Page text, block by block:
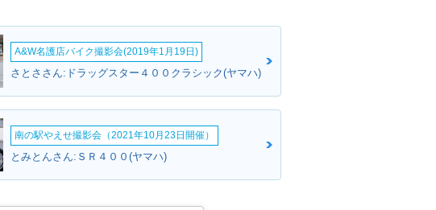
A&W名護店バイク撮影会(2019年1月19日)
さとささん:ドラッグスター４００クラシック(ヤマハ)
南の駅やえせ撮影会（2021年10月23日開催）
とみとんさん:ＳＲ４００(ヤマハ)